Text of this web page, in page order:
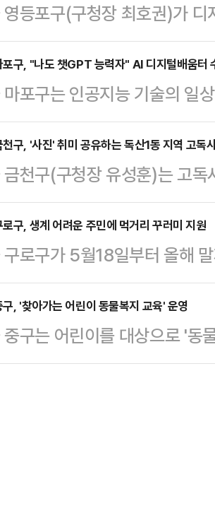
영등포구(구청장 최호권)가
접근성을 높이고 보다 편리
기 보급 사업'을 추진한다고
공동으로 진행하는 이번 사
원해 정보 격차를 해소하고
'장애인복지법'에 따라 등록
법률'에 따른 상이등급 판
병변 등 장애…
포구, "나도 챗GPT 능력자" AI 디지털배움터
포구는 인공지능 기술의 일
위한 'AI 디지털배움터'를
밝혔다.올해는 기존 스마트폰
아가, 챗GPT 활용과 AI 콘텐
라 이번 교육은 챗GPT를
, AI 애니메이션 제작 등 다
등 실생활 중심의 과정으로
구, '사진' 취미 공유하는 독산1동 지역 고독
천구(구청장 유성훈)는 고
예방하고 관계망 형성을 지
라' 프로그램을 운영한다고
약 23%가 거주하는 지역으
이다. 특히, 중장년 1인가구
감, 고독사 위험에 대한 예
지난 2022년부터 고독사 예
체험…
구, 생계 어려운 주민에 먹거리 꾸러미 지원
구로구가 5월18일부터 올해
지원하는 '구로구 그냥드림
복지부 먹거리 기본 보장 시
서도 사회적 편견이나 복지
약계층을 발굴·지원하기 위
, '찾아가는 어린이 동물복지 교육' 운영
구는 어린이를 대상으로 '동
밝혔다. 지난 12일부터 시작